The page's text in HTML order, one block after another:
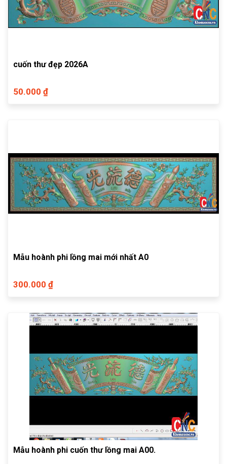
cuốn thư đẹp 2026A
50.000 ₫
Mẫu hoành phi lồng mai mới nhất A0
300.000 ₫
Mẫu hoành phi cuốn thư lồng mai A00.